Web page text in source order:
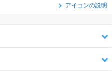
アイコンの説明